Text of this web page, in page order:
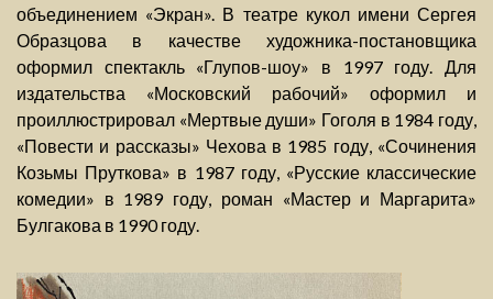
объединением «Экран». В театре кукол имени Сергея
Образцова в качестве художника-постановщика
оформил спектакль «Глупов-шоу» в 1997 году. Для
издательства «Московский рабочий» оформил и
проиллюстрировал «Мертвые души» Гоголя в 1984 году,
«Повести и рассказы» Чехова в 1985 году, «Сочинения
Козьмы Пруткова» в 1987 году, «Русские классические
комедии» в 1989 году, роман «Мастер и Маргарита»
Булгакова в 1990 году.